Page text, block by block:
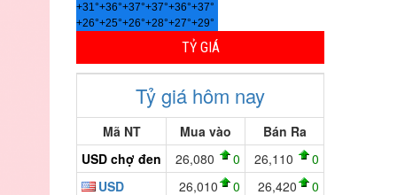
+31°+36°+37°+37°+36°+37°
+26°+25°+26°+28°+27°+29°
TỶ GIÁ